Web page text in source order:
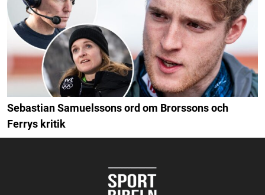
Sebastian Samuelssons ord om Brorssons och
Ferrys kritik